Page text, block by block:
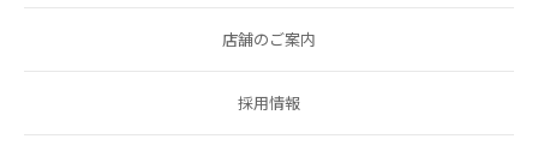
店舗のご案内
採用情報